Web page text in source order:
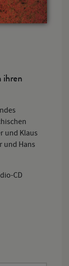
ihren
und Klaus
und Hans
CD